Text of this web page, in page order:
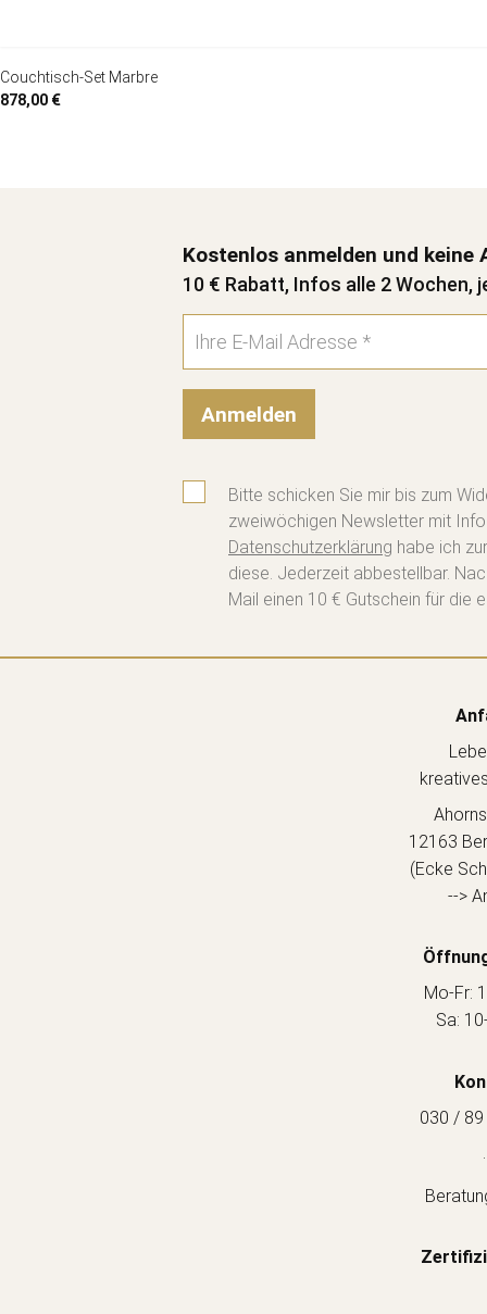
Couchtisch-Set Marbre
878,00 €
Kostenlos anmelden und keine
10 € Rabatt, Infos alle 2 Wochen,
Anmelden
Bitte schicken Sie mir bis zum
zweiwöchigen Newsletter mit
Datenschutzerklärung habe ich
diese. Jederzeit abbestellbar.
Mail einen 10 € Gutschein für die
12163
(Ecke
-->
Mo-Fr:
Sa:
030 /